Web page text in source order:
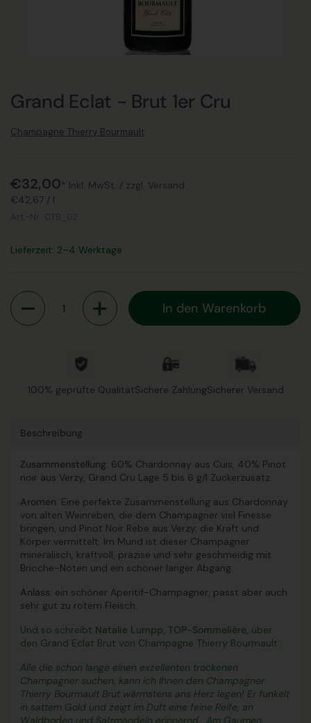
Grand Eclat - Brut 1er Cru
Champagne Thierry Bourmault
€32,00 * Inkl. MwSt. / zzgl. Versand
€42,67 / l
Lieferzeit: 2–4 Werktage
Anzahl
In den Warenkorb
100% geprüfte QualitätSichere ZahlungSicherer Versand
Beschreibung
Zusammenstellung: 60% Chardonnay aus Cuis, 40% Pinot
noir aus Verzy, Grand Cru Lage 5 bis 6 g/l Zuckerzusatz.
Aromen: Eine perfekte Zusammenstellung aus Chardonnay
von alten Weinreben, die dem Champagner viel Finesse
bringen, und Pinot Noir Rebe aus Verzy, die Kraft und
Körper vermittelt. Im Mund ist dieser Champagner
mineralisch, kraftvoll, präzise und sehr geschmeidig mit
Brioche-Noten und ein schöner langer Abgang.
Anlass: ein schöner Aperitif-Champagner, passt aber auch
sehr gut zu rotem Fleisch.
Und so schreibt Natalie Lumpp, TOP-Sommelière, über
den Grand Eclat Brut von Champagne Thierry Bourmault :
Alle die schon lange einen exzellenten trockenen
Champagner suchen, kann ich Ihnen den Champagner
Thierry Bourmault Brutwärmstens ans Herz legen! Er funkelt
in sattem Gold und zeigt im Duft eine feine Reife, an
Waldboden und Salzmandeln erinnernd. Am Gaumen